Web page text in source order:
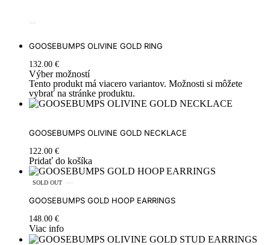
GOOSEBUMPS OLIVINE GOLD RING
132.00 €
Výber možností
Tento produkt má viacero variantov. Možnosti si môžete
vybrať na stránke produktu.
GOOSEBUMPS OLIVINE GOLD NECKLACE
122.00 €
Pridať do košíka
SOLD OUT
GOOSEBUMPS GOLD HOOP EARRINGS
148.00 €
Viac info